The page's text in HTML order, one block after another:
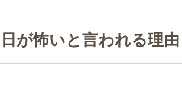
が怖いと言われる理